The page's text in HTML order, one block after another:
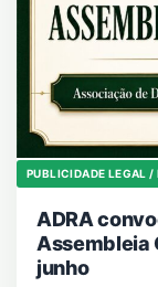
PUBLICIDADE LEGAL /
ADRA
Assembleia
junho